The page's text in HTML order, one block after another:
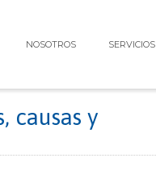
NOSOTROS SERVICIOS
causas y